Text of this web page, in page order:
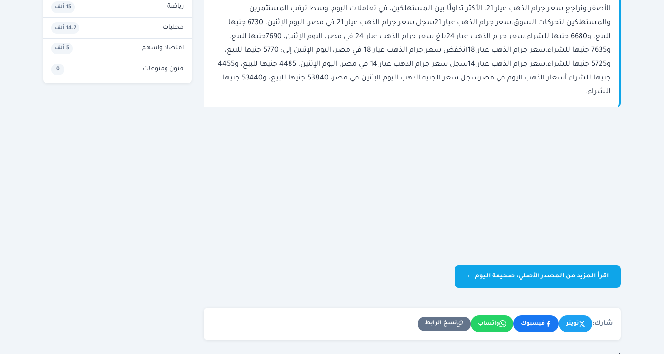
الأصفر.وتراجع سعر جرام الذهب عيار 21، الأكثر تداولًا بين المستهلكين، في تعاملات اليوم، وسط ترقب المستثمرين
والمستهلكين لتحركات السوق.سعر جرام الذهب عيار 21سجل سعر جرام الذهب عيار 21 في مصر، اليوم الإثنين، 6730 جنيها
للبيع، و6680 جنيها للشراء.سعر جرام الذهب عيار 24بلغ سعر جرام الذهب عيار 24 في مصر، اليوم الإثنين، 7690جنيها للبيع،
و7635 جنيها للشراء.سعر جرام الذهب عيار 18انخفض سعر جرام الذهب عيار 18 في مصر، اليوم الإثنين إلى: 5770 جنيها للبيع،
و5725 جنيها للشراء.سعر جرام الذهب عيار 14سجل سعر جرام الذهب عيار 14 في مصر، اليوم الإثنين، 4485 جنيها للبيع، و4455
جنيها للشراء.أسعار الذهب اليوم في مصرسجل سعر الجنيه الذهب اليوم الإثنين في مصر، 53840 جنيها للبيع، و53440 جنيها
للشراء.
اقرأ المزيد من المصدر الأصلي: صحيفة اليوم ←
شارك: تويتر فيسبوك واتساب نسخ الرابط
رياضة 15 ألف
محليات 14.7 ألف
اقتصاد واسهم 5 ألف
فنون ومنوعات 0